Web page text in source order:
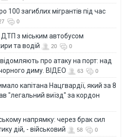
100 загиблих мігрантів під час
0
ДТП з міським автобусом
та водій
20 0
про атаку на порт: над
диму. ВІДЕО
63 0
капітана Нацгвардії, який за 8
"легальний виїзд" за кордон
напрямку: через брак сил
дій, - військовий
58 0